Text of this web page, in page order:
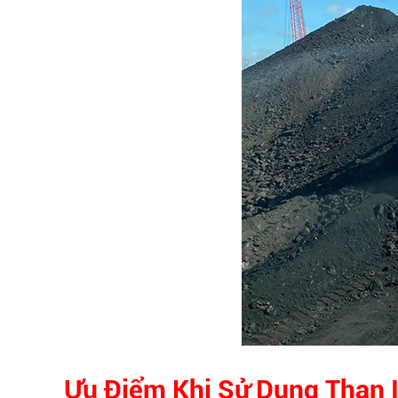
Ưu Điểm Khi Sử Dụng Than